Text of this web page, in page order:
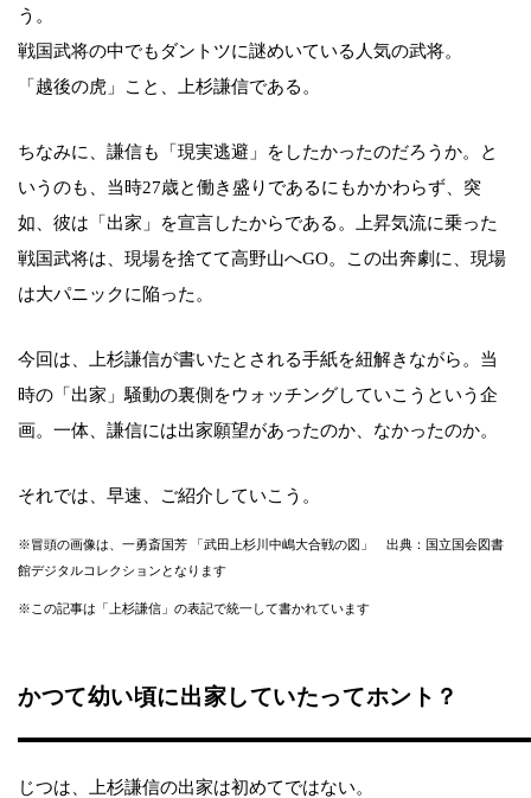
う。
戦国武将の中でもダントツに謎めいている人気の武将。
「越後の虎」こと、上杉謙信である。
ちなみに、謙信も「現実逃避」をしたかったのだろうか。と
いうのも、当時27歳と働き盛りであるにもかかわらず、突
如、彼は「出家」を宣言したからである。上昇気流に乗った
戦国武将は、現場を捨てて高野山へGO。この出奔劇に、現場
は大パニックに陥った。
今回は、上杉謙信が書いたとされる手紙を紐解きながら。当
時の「出家」騒動の裏側をウォッチングしていこうという企
画。一体、謙信には出家願望があったのか、なかったのか。
それでは、早速、ご紹介していこう。
※冒頭の画像は、一勇斎国芳 「武田上杉川中嶋大合戦の図」 出典：国立国会図書
館デジタルコレクションとなります
※この記事は「上杉謙信」の表記で統一して書かれています
かつて幼い頃に出家していたってホント？
じつは、上杉謙信の出家は初めてではない。